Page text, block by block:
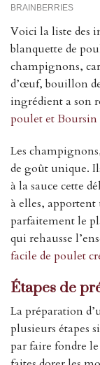
Voici la liste des
blanquette de
champignons,
d’œuf, bouillon
ingrédient a son
poulet et Boursin
Les
de goût unique.
à la sauce cette
à elles,
parfaitement le
qui rehausse
facile de poulet
Étapes de
La préparation
plusieurs étapes
par faire fondre